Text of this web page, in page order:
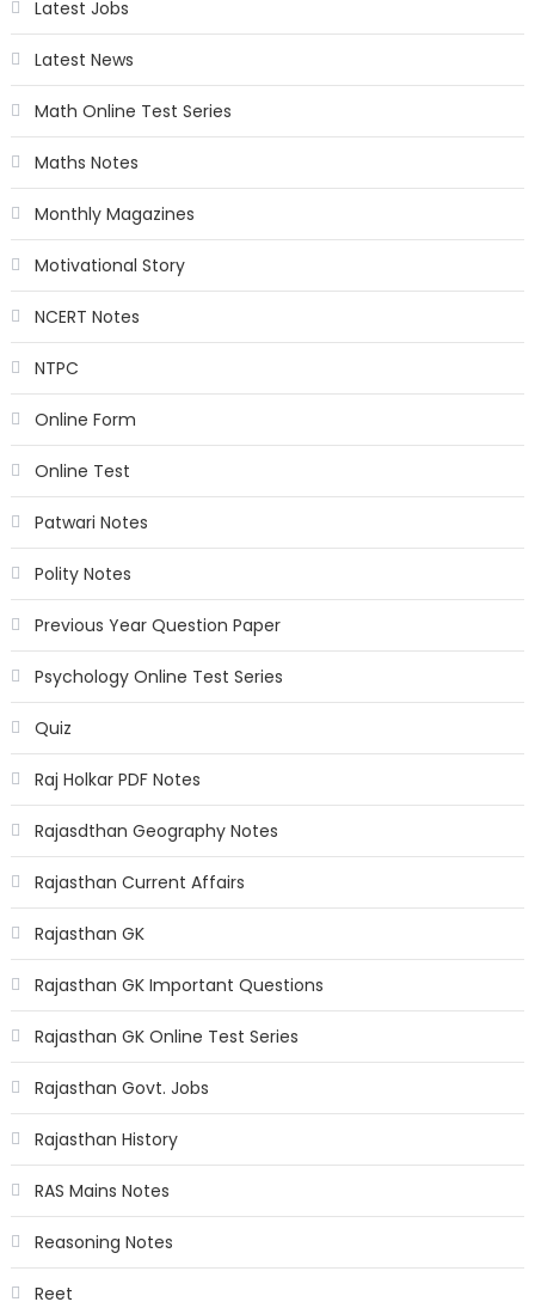
Latest Jobs
Latest News
Math Online Test Series
Maths Notes
Monthly Magazines
Motivational Story
NCERT Notes
NTPC
Online Form
Online Test
Patwari Notes
Polity Notes
Previous Year Question Paper
Psychology Online Test Series
Quiz
Raj Holkar PDF Notes
Rajasdthan Geography Notes
Rajasthan Current Affairs
Rajasthan GK
Rajasthan GK Important Questions
Rajasthan GK Online Test Series
Rajasthan Govt. Jobs
Rajasthan History
RAS Mains Notes
Reasoning Notes
Reet